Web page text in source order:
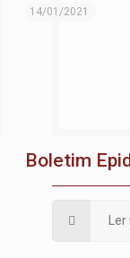
14/01/2021
Boletim